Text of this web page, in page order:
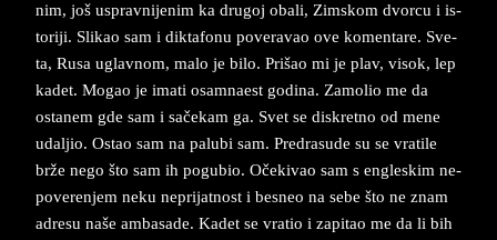
nim, još us­pra­vni­jenim ka dru­goj oba­li, Zim­skom dvor­cu i is­
tori­ji. Sli­­kao sam i dik­ta­fo­nu po­ve­ra­vao ove ko­men­ta­re. Sve­
ta, Rusa uglav­nom, ma­lo ­je bilo. Prišao mi je plav, vi­sok, lep
ka­det.­ Mo­ga­o ­je ima­ti osam­na­est­ go­di­na. Za­mo­lio me da
osta­nem gde sam i sačekam ga. Svet se dis­kret­no od mene
udal­jio. Ostao sam na pa­lu­bi sam. Pred­ra­su­de su se vra­tile
brže nego što sam ih po­gu­bio. Očeki­vao sam s en­gle­skim ne­
po­ve­ren­jem neku ne­pri­jat­nost i be­sneo na sebe što ne znam
adre­su naše am­ba­sa­de. Ka­det se vra­tio i za­pi­tao me da li bih